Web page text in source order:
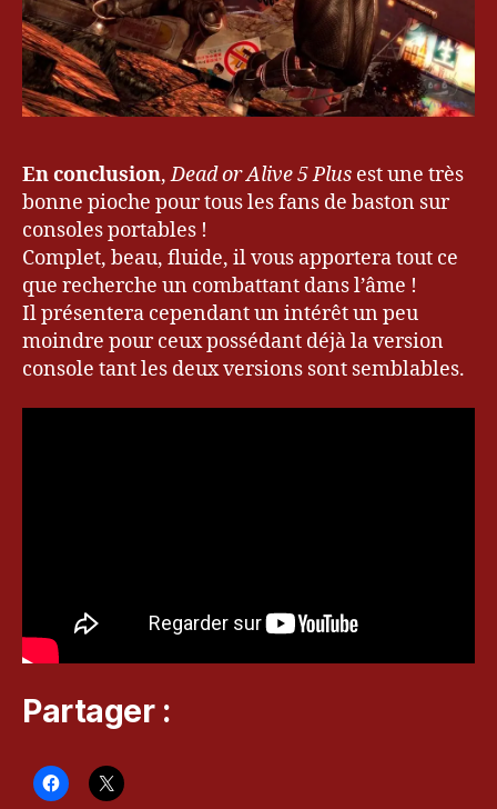
En conclusion,Dead or Alive 5 Plus est une très
bonne pioche pour tous les fans de baston sur
consoles portables !
Complet, beau, fluide, il vous apportera tout ce
que recherche un combattant dans l’âme !
Il présentera cependant un intérêt un peu
moindre pour ceux possédant déjà la version
console tant les deux versions sont semblables.
Partager :
a
d
o
,
D
A
,
k